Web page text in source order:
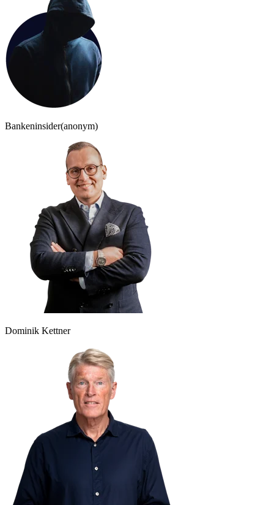
Bankeninsider(anonym)
Dominik Kettner